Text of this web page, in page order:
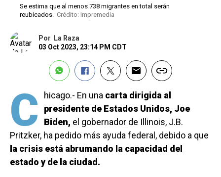
Se estima que al menos 738 migrantes en total serán
reubicados. Crédito: Impremedia
Por
La Raza
03 Oct 2023, 23:14 PM CDT
C hicago.- En una carta dirigida al
presidente de Estados Unidos, Joe
Biden, el gobernador de Illinois, J.B.
Pritzker, ha pedido más ayuda federal, debido a que
la crisis está abrumando la capacidad del
estado y de la ciudad.